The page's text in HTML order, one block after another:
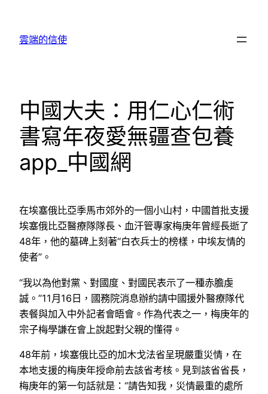
雲端的信使
中國大夫：用仁心仁術
書寫年夜愛無疆查包養
app_中國網
在埃塞俄比亞季馬市郊外的一個小山村，中國首批支援
埃塞俄比亞醫療隊隊長、血汗管專家梅庚年曾經長逝了
48年，他的墓碑上刻著“白衣兵士的榜樣，中埃友情的
使者”。
“我以為他對黨、對國度、對國民表示了一種赤膽虔
誠。”11月16日，國務院消息辦約請中國援外醫療隊代
表餐與加入中外記者會晤會。作為代表之一，梅庚年的
宗子梅學謙在會上說起對父親的懂得。
48年前，埃塞俄比亞的加木戈法省呈現嚴重災情，在
本地支援的梅庚年授命前去該省考核。見到該省省長，
梅庚年的第一句話就是：“請告知我，災情最重的處所